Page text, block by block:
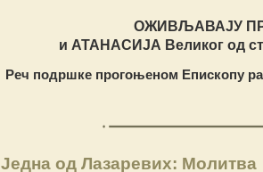
ОЖИВЉАВАЈУ
и АТАНАСИЈА Великог од
Реч подршке прогоњеном Епископу
Једна од Лазаревих: Молитва